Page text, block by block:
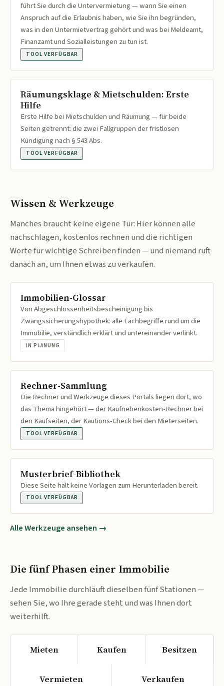
führt Sie durch die Untervermietung — wann Sie einen
Anspruch auf die Erlaubnis haben, wie Sie ihn begründen,
was in den Untermietvertrag gehört und was bei Meldeamt,
Finanzamt und Sozialleistungen zu tun ist.
TOOL VERFÜGBAR
Räumungsklage & Mietschulden: Erste
Hilfe
Erste Hilfe bei Mietschulden und Räumung — für beide
Seiten getrennt: die zwei Fallgruppen der fristlosen
Kündigung nach § 543 Abs.
TOOL VERFÜGBAR
Wissen & Werkzeuge
Manches braucht keine eigene Tür: Hier können alle
nachschlagen, kostenlos rechnen und die richtigen
Worte für wichtige Schreiben finden — und niemand ruft
danach an, um Ihnen etwas zu verkaufen.
Immobilien-Glossar
Von Abgeschlossenheitsbescheinigung bis
Zwangssicherungshypothek: alle Fachbegriffe rund um die
Immobilie, verständlich erklärt und untereinander verlinkt.
IN PLANUNG
Rechner-Sammlung
Die Rechner und Werkzeuge dieses Portals liegen dort, wo
das Thema hingehört — der Kaufnebenkosten-Rechner bei
den Kaufseiten, der Kautions-Check bei den Mieterseiten.
TOOL VERFÜGBAR
Musterbrief-Bibliothek
Diese Seite hält keine Vorlagen zum Herunterladen bereit.
TOOL VERFÜGBAR
Alle Werkzeuge ansehen →
Die fünf Phasen einer Immobilie
Jede Immobilie durchläuft dieselben fünf Stationen —
sehen Sie, wo Ihre gerade steht und was Ihnen dort
weiterhilft.
Mieten Kaufen Besitzen
Vermieten Verkaufen